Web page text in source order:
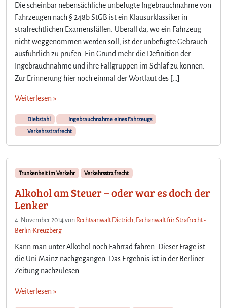
e
r
B
e
g
r
d
n
g
b
u
h
n
Die scheinbar nebensächliche unbefugte Ingebrauchnahme von
Fahrzeugen nach § 248b StGB ist ein Klausurklassiker in
strafrechtlichen Examensfällen. Überall da, wo ein Fahrzeug
nicht weggenommen werden soll, ist der unbefugte Gebrauch
ausführlich zu prüfen. Ein Grund mehr die Definition der
Ingebrauchnahme und ihre Fallgruppen im Schlaf zu können.
Zur Erinnerung hier noch einmal der Wortlaut des […]
Weiterlesen »
Diebstahl
Ingebrauchnahme eines Fahrzeugs
Verkehrsstrafrecht
Trunkenheit im Verkehr Verkehrsstrafrecht
Alkohol am Steuer – oder war es doch der
Lenker
4. November 2014von Rechtsanwalt Dietrich, Fachanwalt für Strafrecht -
Berlin-Kreuzberg
Kann man unter Alkohol noch Fahrrad fahren. Dieser Frage ist
die Uni Mainz nachgegangen. Das Ergebnis ist in der Berliner
Zeitung nachzulesen.
Weiterlesen »